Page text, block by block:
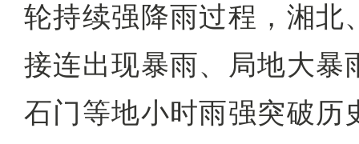
轮持续强降雨过程，湘北
接连出现暴雨、局地大暴
石门等地小时雨强突破历